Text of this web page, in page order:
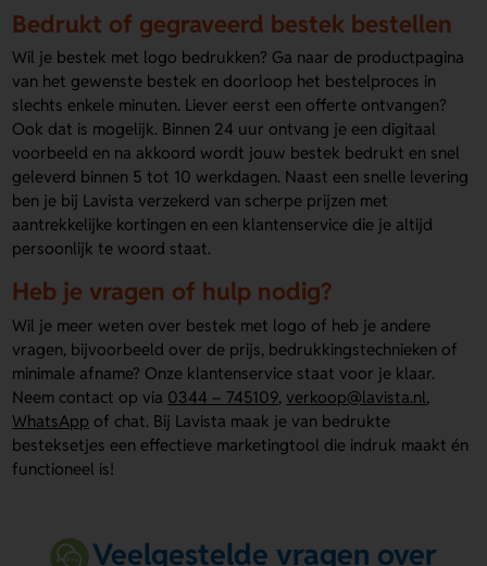
Bedrukt of gegraveerd bestek bestellen
Wil je bestek met logo bedrukken? Ga naar de productpagina
van het gewenste bestek en doorloop het bestelproces in
slechts enkele minuten. Liever eerst een offerte ontvangen?
Ook dat is mogelijk. Binnen 24 uur ontvang je een digitaal
voorbeeld en na akkoord wordt jouw bestek bedrukt en snel
geleverd binnen 5 tot 10 werkdagen. Naast een snelle levering
ben je bij Lavista verzekerd van scherpe prijzen met
aantrekkelijke kortingen en een klantenservice die je altijd
persoonlijk te woord staat.
Heb je vragen of hulp nodig?
Wil je meer weten over bestek met logo of heb je andere
vragen, bijvoorbeeld over de prijs, bedrukkingstechnieken of
minimale afname? Onze klantenservice staat voor je klaar.
Neem contact op via 0344 – 745109, verkoop@lavista.nl,
WhatsApp of chat. Bij Lavista maak je van bedrukte
besteksetjes een effectieve marketingtool die indruk maakt én
functioneel is!
Veelgestelde vragen over